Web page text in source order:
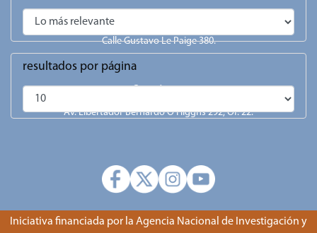
resultados por página
San Pedro de Atacama
Calle Gustavo Le Paige 380.
Av. Libertador Bernardo O'Higgns 292, Of. 22.
Iniciativa financiada por la Agencia Nacional de Investigación y